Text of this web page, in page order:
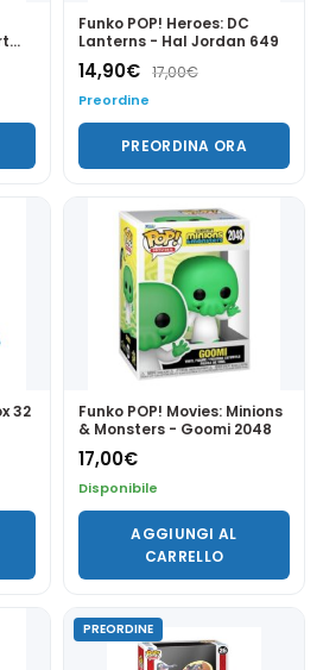
Funko POP! Heroes: DC
Lanterns - Hal Jordan 649
14,90€ 17,00€
Preordine
PREORDINA ORA
32
Funko POP! Movies: Minions
& Monsters - Goomi 2048
17,00€
Disponibile
AGGIUNGI AL
CARRELLO
PREORDINE